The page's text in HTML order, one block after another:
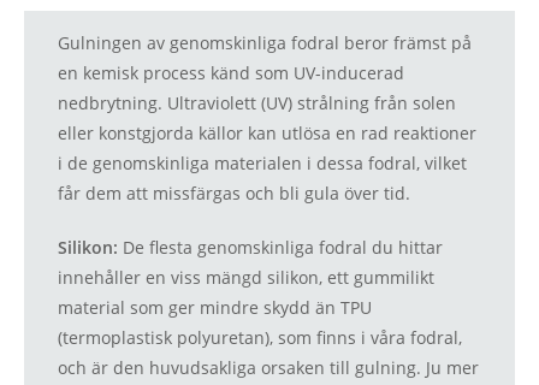
Gulningen av genomskinliga fodral beror främst på
en kemisk process känd som UV-inducerad
nedbrytning. Ultraviolett (UV) strålning från solen
eller konstgjorda källor kan utlösa en rad reaktioner
i de genomskinliga materialen i dessa fodral, vilket
får dem att missfärgas och bli gula över tid.
Silikon: De flesta genomskinliga fodral du hittar
innehåller en viss mängd silikon, ett gummilikt
material som ger mindre skydd än TPU
(termoplastisk polyuretan), som finns i våra fodral,
och är den huvudsakliga orsaken till gulning. Ju mer